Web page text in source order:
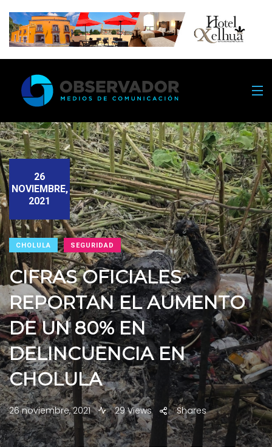
26
NOVIEMBRE,
2021
CHOLULA SEGURIDAD
CIFRAS OFICIALES
REPORTAN EL AUMENTO
DE UN 80% EN
DELINCUENCIA EN
CHOLULA
26 noviembre, 2021 29 Views Shares